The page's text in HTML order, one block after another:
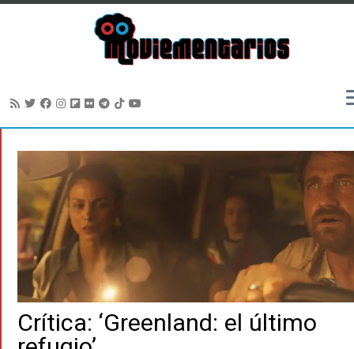
Crítica: ‘Greenland: el último